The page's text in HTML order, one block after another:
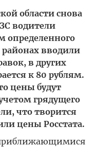
области снова
водители
определенного
вводили
в других
к 80 рублям.
цены будут
грядущего
что творится
цены Росстата.